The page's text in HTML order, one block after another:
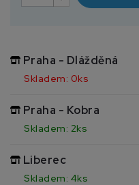
Praha - Dlážděná
Skladem: 0ks
Praha - Kobra
Skladem: 2ks
Liberec
Skladem: 4ks